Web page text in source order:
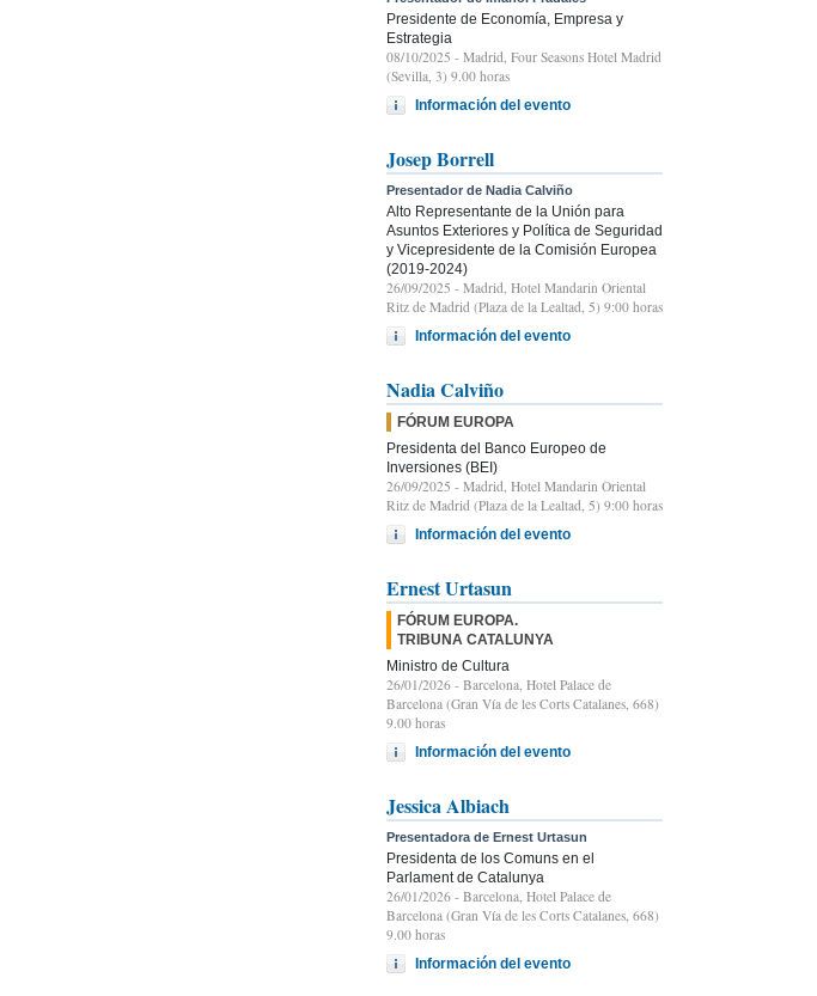
Presidente de Economía, Empresa y
Estrategia
08/10/2025 - Madrid, Four Seasons Hotel Madrid
(Sevilla, 3) 9.00 horas
Información del evento
Josep Borrell
Presentador de Nadia Calviño
Alto Representante de la Unión para
Asuntos Exteriores y Política de Seguridad
y Vicepresidente de la Comisión Europea
(2019-2024)
26/09/2025 - Madrid, Hotel Mandarin Oriental
Ritz de Madrid (Plaza de la Lealtad, 5) 9:00 horas
Información del evento
Nadia Calviño
FÓRUM EUROPA
Presidenta del Banco Europeo de
Inversiones (BEI)
26/09/2025 - Madrid, Hotel Mandarin Oriental
Ritz de Madrid (Plaza de la Lealtad, 5) 9:00 horas
Información del evento
Ernest Urtasun
FÓRUM EUROPA.
TRIBUNA CATALUNYA
Ministro de Cultura
26/01/2026 - Barcelona, Hotel Palace de
Barcelona (Gran Vía de les Corts Catalanes, 668)
9.00 horas
Información del evento
Jessica Albiach
Presentadora de Ernest Urtasun
Presidenta de los Comuns en el
Parlament de Catalunya
26/01/2026 - Barcelona, Hotel Palace de
Barcelona (Gran Vía de les Corts Catalanes, 668)
9.00 horas
Información del evento